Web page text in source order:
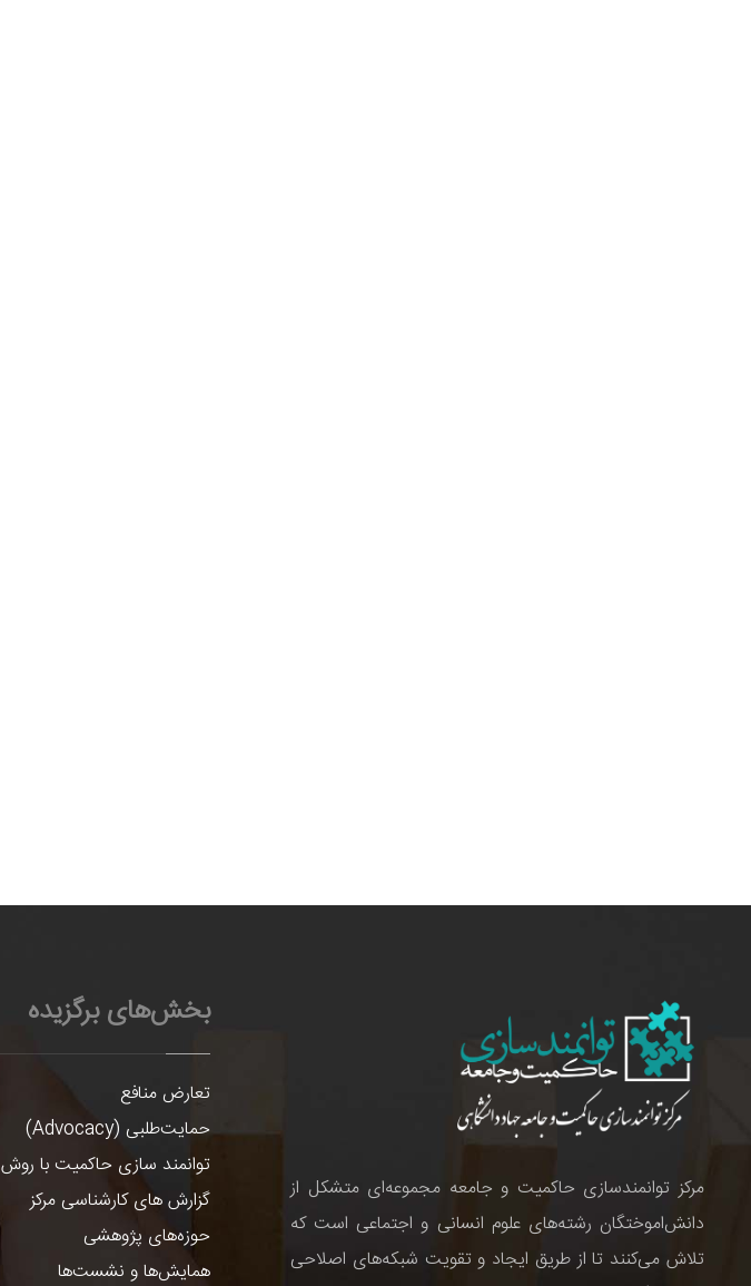
مرکز توانمندسازی حاکمیت و جامعه مجموعه‌ای متشکل از
دانش‌اموختگان رشته‌های علوم انسانی و اجتماعی است که
تلاش می‌کنند تا از طریق ایجاد و تقویت شبکه‌های اصلاحی
بخش‌های برگزیده
تعارض منافع
حمایت‌طلبی (Advocacy)
توانمند سازی حاکمیت با روش PDIA
گزارش های کارشناسی مرکز
حوزه‌های پژوهشی
همایش‌ها و نشست‌ها